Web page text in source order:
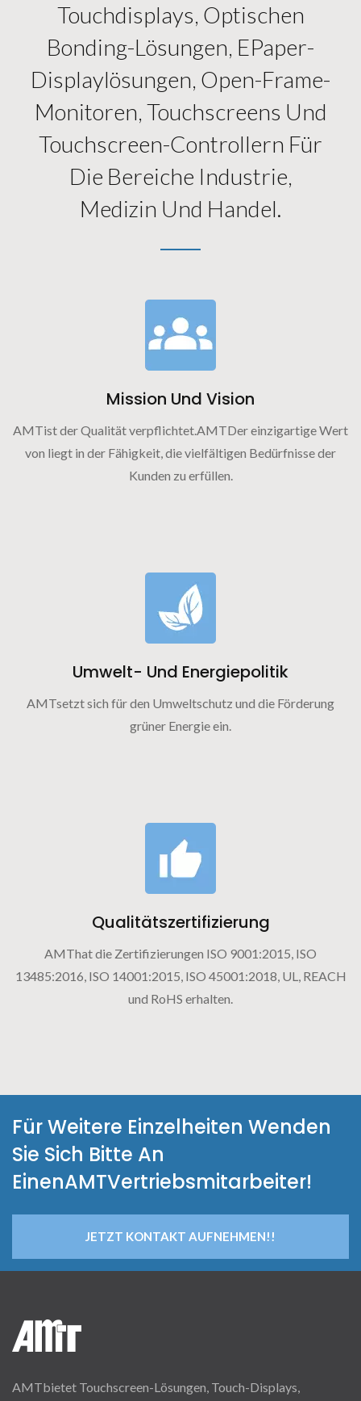
Touchdisplays, Optischen
Bonding-Lösungen, EPaper-
Displaylösungen, Open-Frame-
Monitoren, Touchscreens Und
Touchscreen-Controllern Für
Die Bereiche Industrie,
Medizin Und Handel.
Mission Und Vision
AMTist der Qualität verpflichtet.AMTDer einzigartige Wert
von liegt in der Fähigkeit, die vielfältigen Bedürfnisse der
Kunden zu erfüllen.
Umwelt- Und Energiepolitik
AMTsetzt sich für den Umweltschutz und die Förderung
grüner Energie ein.
Qualitätszertifizierung
AMThat die Zertifizierungen ISO 9001:2015, ISO
13485:2016, ISO 14001:2015, ISO 45001:2018, UL, REACH
und RoHS erhalten.
Für Weitere Einzelheiten Wenden
Sie Sich Bitte An
EinenAMTVertriebsmitarbeiter!
JETZT KONTAKT AUFNEHMEN!!
AMTbietet Touchscreen-Lösungen, Touch-Displays,